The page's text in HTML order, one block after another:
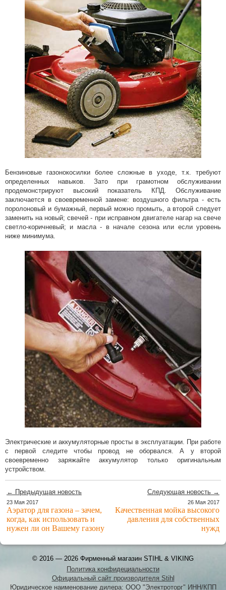
Бензиновые газонокосилки более сложные в уходе, т.к. требуют
определенных навыков. Зато при грамотном обслуживании
продемонстрируют высокий показатель КПД. Обслуживание
заключается в своевременной замене: воздушного фильтра - есть
поролоновый и бумажный, первый можно промыть, а второй следует
заменить на новый; свечей - при исправном двигателе нагар на свече
светло-коричневый; и масла - в начале сезона или если уровень
ниже минимума.
Электрические и аккумуляторные просты в эксплуатации. При работе
с первой следите чтобы провод не оборвался. А у второй
своевременно заряжайте аккумулятор только оригинальным
устройством.
← Предыдущая новость
23 Мая 2017
Аэратор для газона – зачем,
когда, как использовать и
нужен ли он Вашему газону
Следующая новость →
26 Мая 2017
Качественная мойка высокого
давления для собственных
нужд
© 2016 — 2026 Фирменный магазин STIHL & VIKING
Политика конфидециальности
Официальный сайт производителя Stihl
Юридическое наименование дилера: ООО "Электроторг" ИНН/КПП